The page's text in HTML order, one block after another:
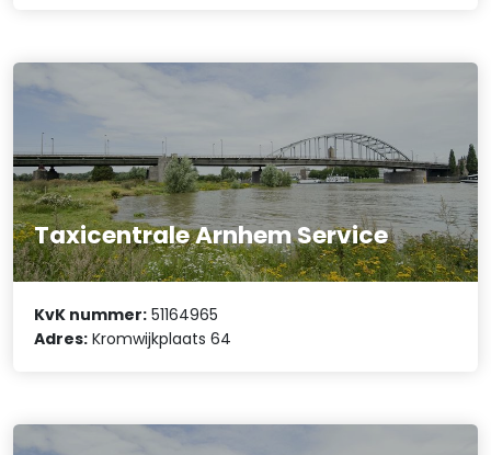
Taxicentrale Arnhem Service
KvK nummer: 51164965
Adres: Kromwijkplaats 64